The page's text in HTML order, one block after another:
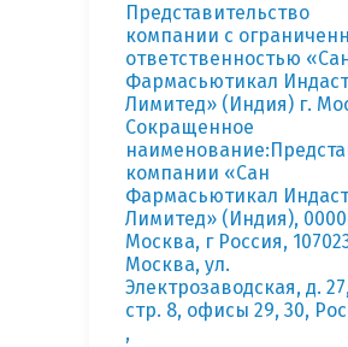
Представительство
компании с
ответственностью
Фармасьютикал
Лимитед» (Индия) г.
Сокращенное
компании «Сан
Фармасьютикал
Лимитед» (Индия),
Москва, г Россия,
Москва, ул.
Электрозаводская, д.
стр. 8, офисы 29, 30,
,